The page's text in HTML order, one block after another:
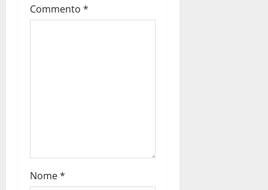
Commento *
Nome*